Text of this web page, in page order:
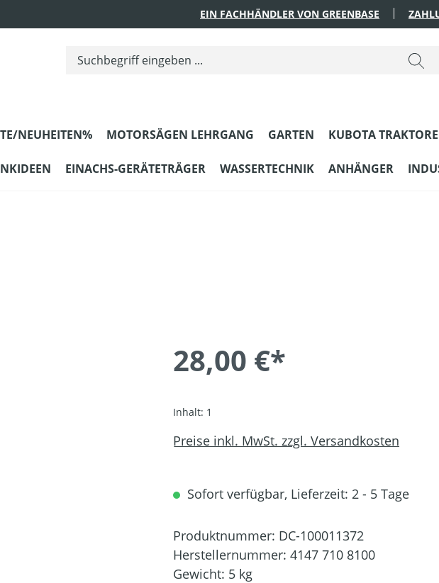
EIN FACHHÄNDLER VON GREENBASE
NEUHEITEN% MOTORSÄGEN LEHRGANG GARTEN KUBOTA
EINACHS-GERÄTETRÄGER WASSERTECHNIK ANHÄNGER
28,00 €*
Inhalt: 1
Preise inkl. MwSt. zzgl. Versandkosten
Sofort verfügbar, Lieferzeit: 2 - 5 Tage
Produktnummer: DC-100011372
Herstellernummer: 4147 710 8100
Gewicht: 5 kg